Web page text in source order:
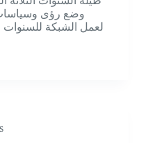
وضع رؤى
لعمل الشبكة للسنوات